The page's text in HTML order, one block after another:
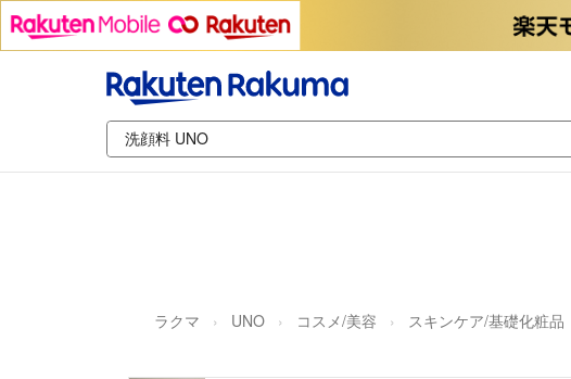
ラクマ UNO コスメ/美容 スキンケア/基礎化粧品